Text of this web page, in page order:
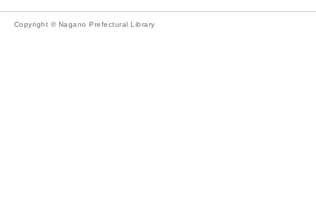
Copyright © Nagano Prefectural Library